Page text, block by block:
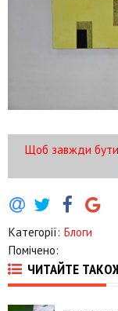
Щоб завжди бути
Категорії: Блоги
Помічено:
ЧИТАЙТЕ